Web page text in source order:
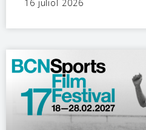
16 juliol 2026